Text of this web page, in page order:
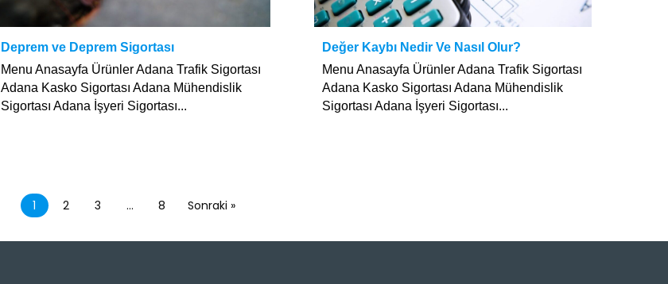
Deprem ve Deprem Sigortası
Menu Anasayfa Ürünler Adana Trafik Sigortası
Adana Kasko Sigortası Adana Mühendislik
Sigortası Adana İşyeri Sigortası...
Değer Kaybı Nedir Ve Nasıl Olur?
Menu Anasayfa Ürünler Adana Trafik Sigortası
Adana Kasko Sigortası Adana Mühendislik
Sigortası Adana İşyeri Sigortası...
1 2 3 … 8 Sonraki »